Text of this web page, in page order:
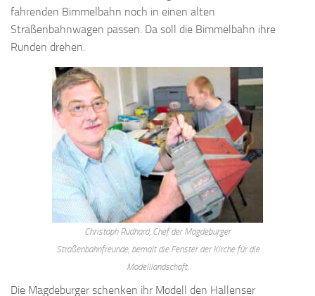
fahrenden Bimmelbahn noch in einen alten
Straßenbahnwagen passen. Da soll die Bimmelbahn ihre
Runden drehen.
Christoph Rudhard, Chef der Magdeburger
Straßenbahnfreunde, bemalt die Fenster der Kirche für die
Modelllandschaft.
Die Magdeburger schenken ihr Modell den Hallenser